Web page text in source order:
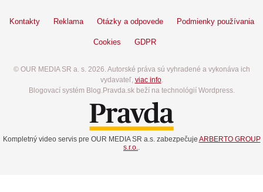
Kontakty Reklama Otázky a odpovede Podmienky používania
Cookies GDPR
© OUR MEDIA SR a. s. 2026. Autorské práva sú vyhradené a vykonáva ich
vydavateľ, viac info.
Blogovací systém Blog.Pravda.sk beží na technológií Wordpress.
Kompletný video servis pre OUR MEDIA SR a.s. zabezpečuje ARBERTO GROUP
s.r.o..